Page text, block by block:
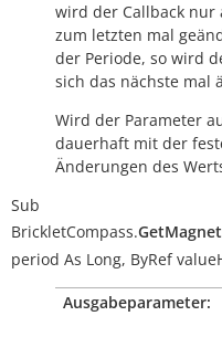
wird der Callback nur
zum letzten mal
der Periode, so wird
sich das nächste mal
Wird der Parameter
dauerhaft mit der
Änderungen des
Sub
BrickletCompass.
period As Long, ByRef
Ausgabeparameter: